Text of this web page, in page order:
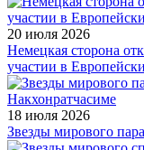
20 июля 2026
Немецкая сторона
участии в
18 июля 2026
Звезды мирового